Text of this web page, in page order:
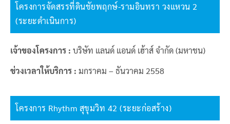
โครงการจัดสรรที่ดินชัยพฤกษ์-รามอินทรา วงแหวน 2
(ระยะดำเนินการ)
เจ้าของโครงการ : บริษัท แลนด์ แอนด์ เฮ้าส์ จำกัด (มหาชน)
ช่วงเวลาให้บริการ : มกราคม – ธันวาคม 2558
โครงการ Rhythm สุขุมวิท 42 (ระยะก่อสร้าง)